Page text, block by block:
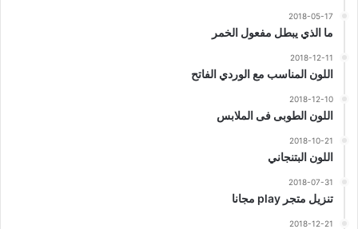
2018-05-17
ما الذي يبطل مفعول الخمر
2018-12-11
اللون المناسب مع الوردي الفاتح
2018-12-10
اللون الطوبى فى الملابس
2018-10-21
اللون البتنجاني
2018-07-31
تنزيل متجر play مجانا
2018-12-21